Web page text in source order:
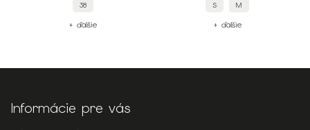
38
+ ďalšie
S M
+ ďalšie
Informácie pre vás